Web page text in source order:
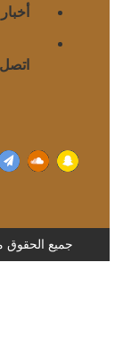
أخبار
اتصل بنا
جميع الحقوق